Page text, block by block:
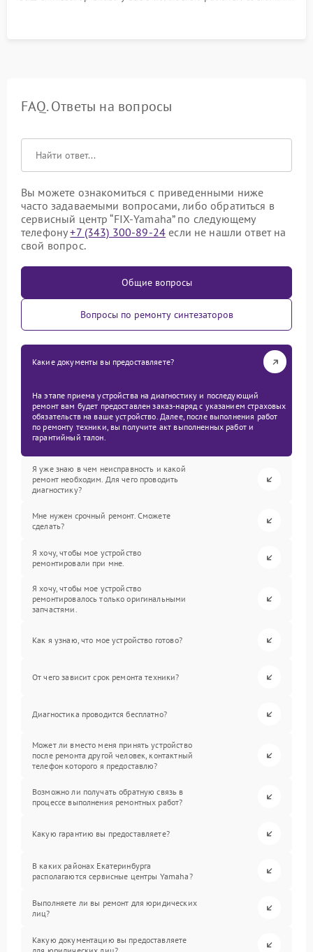
FAQ. Ответы на вопросы
Вы можете ознакомиться с приведенными ниже
часто задаваемыми вопросами, либо обратиться в
сервисный центр “FIX-Yamaha” по следующему
телефону+7 (343) 300-89-24 если не нашли ответ на
свой вопрос.
Общие вопросы
Вопросы по ремонту синтезаторов
Какие документы вы предоставляете?
На этапе приема устройства на диагностику и последующий
ремонт вам будет предоставлен заказ-наряд с указанием страховых
обязательств на ваше устройство. Далее, после выполнения работ
по ремонту техники, вы получите акт выполненных работ и
гарантийный талон.
Я уже знаю в чем неисправность и какой
ремонт необходим. Для чего проводить
диагностику?
Мне нужен срочный ремонт. Сможете
сделать?
Я хочу, чтобы мое устройство
ремонтировали при мне.
Я хочу, чтобы мое устройство
ремонтировалось только оригинальными
запчастями.
Как я узнаю, что мое устройство готово?
От чего зависит срок ремонта техники?
Диагностика проводится бесплатно?
Может ли вместо меня принять устройство
после ремонта другой человек, контактный
телефон которого я предоставлю?
Возможно ли получать обратную связь в
процессе выполнения ремонтных работ?
Какую гарантию вы предоставляете?
В каких районах Екатеринбурга
располагаются сервисные центры Yamaha?
Выполняете ли вы ремонт для юридических
лиц?
Какую документацию вы предоставляете
для юридических лиц?